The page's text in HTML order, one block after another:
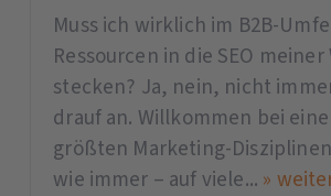
Muss ich wirklich im B2B-
Ressourcen in die SEO
stecken? Ja, nein, nicht
drauf an. Willkommen bei
größten Marketing-
wie immer – auf viele... »